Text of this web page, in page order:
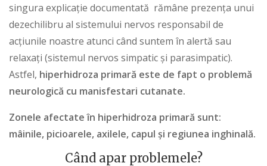
singura explicație documentată rămâne prezența unui
dezechilibru al sistemului nervos responsabil de
acțiunile noastre atunci când suntem în alertă sau
relaxați (sistemul nervos simpatic și parasimpatic).
Astfel, hiperhidroza primară este de fapt o problemă
neurologică cu manisfestari cutanate.
Zonele afectate în hiperhidroza primară sunt:
mâinile, picioarele, axilele, capul și regiunea inghinală.
Când apar problemele?